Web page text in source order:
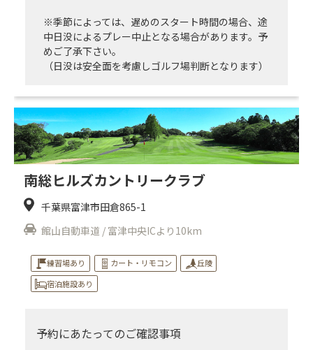
※季節によっては、遅めのスタート時間の場合、途
中日没によるプレー中止となる場合があります。予
めご了承下さい。
（日没は安全面を考慮しゴルフ場判断となります）
南総ヒルズカントリークラブ
千葉県富津市田倉865-1
館山自動車道 / 富津中央ICより10km
練習場あり カート・リモコン
丘陵
宿泊施設あり
予約にあたってのご確認事項